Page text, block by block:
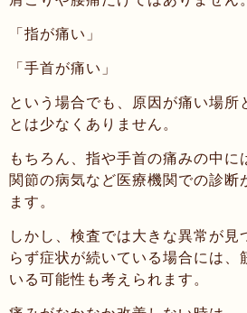
「指が痛い」
「手首が痛い」
という場合でも、原因が痛い場所
とは少なくありません。
もちろん、指や手首の痛みの中に
関節の病気など医療機関での診断
ます。
しかし、検査では大きな異常が見
らず症状が続いている場合には、
いる可能性も考えられます。